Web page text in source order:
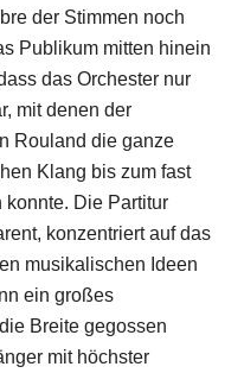
der Stimmen noch
Publikum mitten hinein
das Orchester nur
mit denen der
Rouland die ganze
Klang bis zum fast
Die Partitur
konzentriert auf das
musikalischen Ideen
ein großes
Breite gegossen
mit höchster